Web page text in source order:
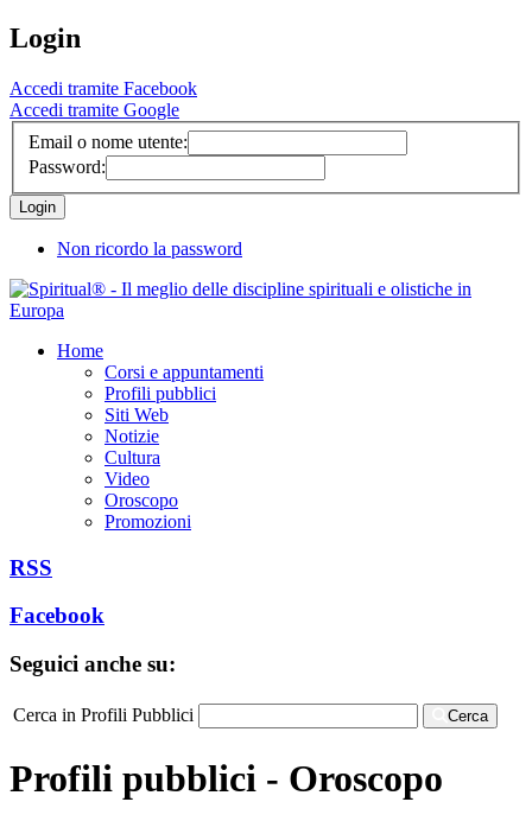
Login
Accedi tramite Facebook
Accedi tramite Google
Email o nome utente:
Password:
Non ricordo la password
Home
Corsi e appuntamenti
Profili pubblici
Siti Web
Notizie
Cultura
Video
Oroscopo
Promozioni
RSS
Facebook
Seguici anche su:
Cerca in Profili Pubblici Cerca
Profili pubblici - Oroscopo